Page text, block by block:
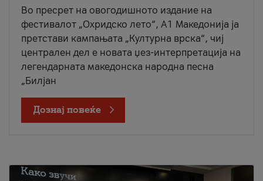
Во пресрет на овогодишното издание на
фестивалот „Охридско лето“, А1 Македонија ја
претстави кампањата „Културна врска“, чиј
централен дел е новата џез-интерпретација на
легендарната македонска народна песна
„Билјан
Дознај повеќе